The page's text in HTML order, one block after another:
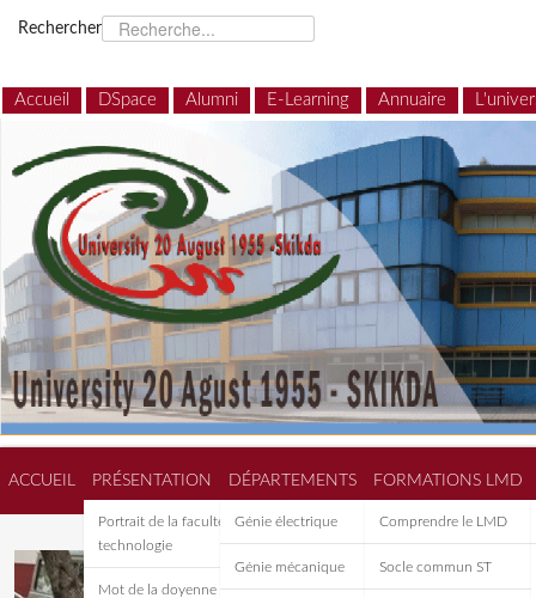
Rechercher
Accueil DSpace Alumni E-Learning Annuaire
ACCUEIL PRÉSENTATION
Portrait de la faculté de
technologie
Mot de la doyenne
DÉPARTEMENTS
Génie électrique
Génie mécanique
FORMATIONS LMD
Comprendre le LMD
Socle commun ST